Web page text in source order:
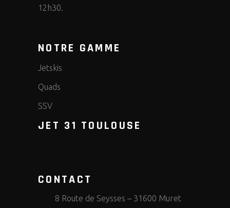
12h30.
NOTRE GAMME
Jetskis
Quads
SSV
JET 31 TOULOUSE
CONTACT
8 Route de Seysses – 31600 Muret